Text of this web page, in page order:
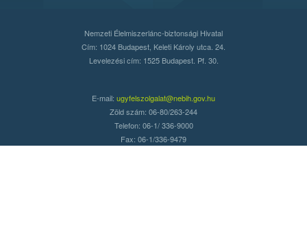
Nemzeti Élelmiszerlánc-biztonsági Hivatal
Cím: 1024 Budapest, Keleti Károly utca. 24.
Levelezési cím: 1525 Budapest. Pf. 30.
E-mail: ugyfelszolgalat@nebih.gov.hu
Zöld szám: 06-80/263-244
Telefon: 06-1/ 336-9000
Fax: 06-1/336-9479